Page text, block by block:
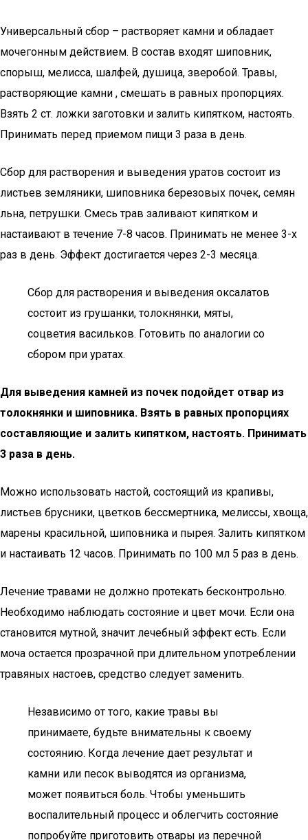
Универсальный сбор – растворяет камни и обладает
мочегонным действием. В состав входят шиповник,
спорыш, мелисса, шалфей, душица, зверобой. Травы,
растворяющие камни , смешать в равных пропорциях.
Взять 2 ст. ложки заготовки и залить кипятком, настоять.
Принимать перед приемом пищи 3 раза в день.
Сбор для растворения и выведения уратов состоит из
листьев земляники, шиповника березовых почек, семян
льна, петрушки. Смесь трав заливают кипятком и
настаивают в течение 7-8 часов. Принимать не менее 3-х
раз в день. Эффект достигается через 2-3 месяца.
Сбор для растворения и выведения оксалатов
состоит из грушанки, толокнянки, мяты,
соцветия васильков. Готовить по аналогии со
сбором при уратах.
Для выведения камней из почек подойдет отвар из
толокнянки и шиповника. Взять в равных пропорциях
составляющие и залить кипятком, настоять. Принимать
3 раза в день.
Можно использовать настой, состоящий из крапивы,
листьев брусники, цветков бессмертника, мелиссы, хвоща,
марены красильной, шиповника и пырея. Залить кипятком
и настаивать 12 часов. Принимать по 100 мл 5 раз в день.
Лечение травами не должно протекать бесконтрольно.
Необходимо наблюдать состояние и цвет мочи. Если она
становится мутной, значит лечебный эффект есть. Если
моча остается прозрачной при длительном употреблении
травяных настоев, средство следует заменить.
Независимо от того, какие травы вы
принимаете, будьте внимательны к своему
состоянию. Когда лечение дает результат и
камни или песок выводятся из организма,
может появиться боль. Чтобы уменьшить
воспалительный процесс и облегчить состояние
попробуйте приготовить отвары из перечной